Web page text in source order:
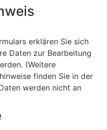
erklären Sie sich
Daten zur Bearbeitung
(Weitere
finden Sie in der
werden nicht an